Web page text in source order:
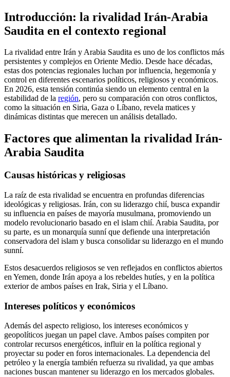
Introducción: la rivalidad Irán-Arabia
Saudita en el contexto regional
La rivalidad entre Irán y Arabia Saudita es uno de los conflictos más
persistentes y complejos en Oriente Medio. Desde hace décadas,
estas dos potencias regionales luchan por influencia, hegemonía y
control en diferentes escenarios políticos, religiosos y económicos.
En 2026, esta tensión continúa siendo un elemento central en la
estabilidad de la región, pero su comparación con otros conflictos,
como la situación en Siria, Gaza o Líbano, revela matices y
dinámicas distintas que merecen un análisis detallado.
Factores que alimentan la rivalidad Irán-
Arabia Saudita
Causas históricas y religiosas
La raíz de esta rivalidad se encuentra en profundas diferencias
ideológicas y religiosas. Irán, con su liderazgo chií, busca expandir
su influencia en países de mayoría musulmana, promoviendo un
modelo revolucionario basado en el islam chií. Arabia Saudita, por
su parte, es un monarquía sunní que defiende una interpretación
conservadora del islam y busca consolidar su liderazgo en el mundo
sunní.
Estos desacuerdos religiosos se ven reflejados en conflictos abiertos
en Yemen, donde Irán apoya a los rebeldes hutíes, y en la política
exterior de ambos países en Irak, Siria y el Líbano.
Intereses políticos y económicos
Además del aspecto religioso, los intereses económicos y
geopolíticos juegan un papel clave. Ambos países compiten por
controlar recursos energéticos, influir en la política regional y
proyectar su poder en foros internacionales. La dependencia del
petróleo y la energía también refuerza su rivalidad, ya que ambas
naciones buscan mantener su liderazgo en los mercados globales.